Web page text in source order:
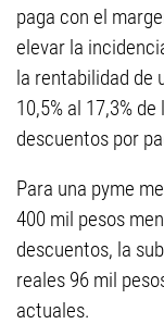
paga con el
elevar la
la rentabilidad de
10,5% al 17,3%
descuentos por
Para una pyme
400 mil pesos
descuentos, la
reales 96 mil
actuales.